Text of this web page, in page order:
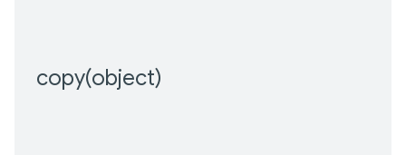
copy(object)